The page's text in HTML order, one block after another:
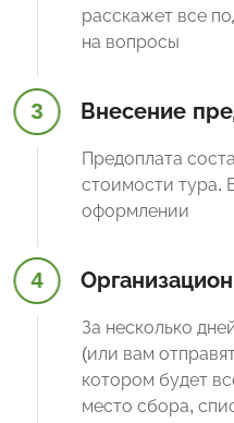
расскажет все
на вопросы
3 Внесение
Предоплата
стоимости тура.
оформлении
4
За несколько
(или вам
котором будет
место сбора,